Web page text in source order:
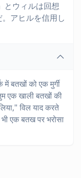
とウィルは回想
アヒルを信用し
में बतखों को एक मुर्गी
एक खाली बतखों की
विल याद करते
एक बतख पर भरोसा